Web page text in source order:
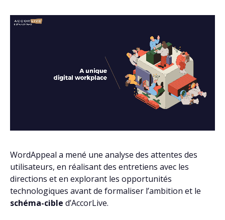
WordAppeal a mené une analyse des attentes des
utilisateurs, en réalisant des entretiens avec les
directions et en explorant les opportunités
technologiques avant de formaliser l’ambition et le
schéma-cible d’AccorLive.